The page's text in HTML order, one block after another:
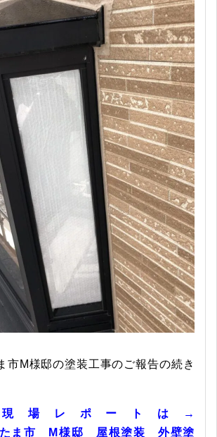
市M様邸の塗装工事のご報告の続き
場レポートは→
たま市 M様邸 屋根塗装 外壁塗